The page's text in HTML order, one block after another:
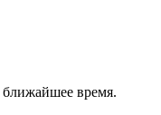
время.